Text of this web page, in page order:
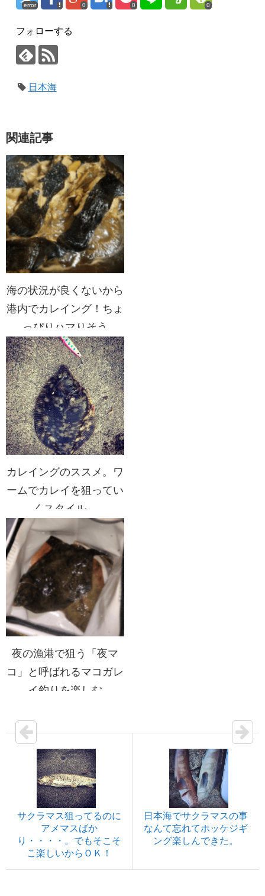
error 0 0 0
フォローする
日本海
関連記事
海の状況が良くないから
港内でカレイング！ちょ
っぴりハマりそう
カレイングのススメ。ワ
ームでカレイを狙ってい
くスタイル。
夜の漁港で狙う「夜マ
コ」と呼ばれるマコガレ
イ釣りを楽しむ
サクラマス狙ってるのに
アメマスばか
り・・・・。でもそこそ
こ楽しいからＯＫ！
日本海でサクラマスの事
なんて忘れてホッケジギ
ング楽しんできた。